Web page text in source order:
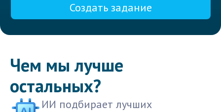
Создать задание
Чем мы лучше
остальных?
ИИ подбирает лучших